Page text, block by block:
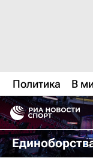
Политика В